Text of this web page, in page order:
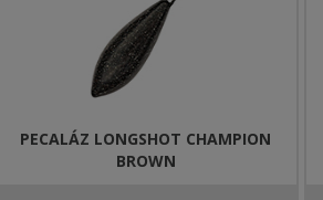
PECALÁZ LONGSHOT CHAMPION
BROWN